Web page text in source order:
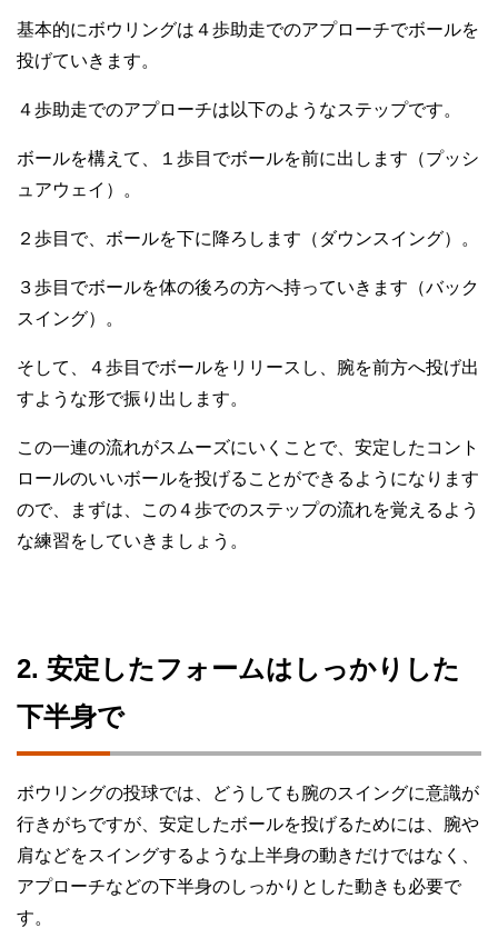
基本的にボウリングは４歩助走でのアプローチでボールを
投げていきます。
４歩助走でのアプローチは以下のようなステップです。
ボールを構えて、１歩目でボールを前に出します（プッシ
ュアウェイ）。
２歩目で、ボールを下に降ろします（ダウンスイング）。
３歩目でボールを体の後ろの方へ持っていきます（バック
スイング）。
そして、４歩目でボールをリリースし、腕を前方へ投げ出
すような形で振り出します。
この一連の流れがスムーズにいくことで、安定したコント
ロールのいいボールを投げることができるようになります
ので、まずは、この４歩でのステップの流れを覚えるよう
な練習をしていきましょう。
2. 安定したフォームはしっかりした
下半身で
ボウリングの投球では、どうしても腕のスイングに意識が
行きがちですが、安定したボールを投げるためには、腕や
肩などをスイングするような上半身の動きだけではなく、
アプローチなどの下半身のしっかりとした動きも必要で
す。